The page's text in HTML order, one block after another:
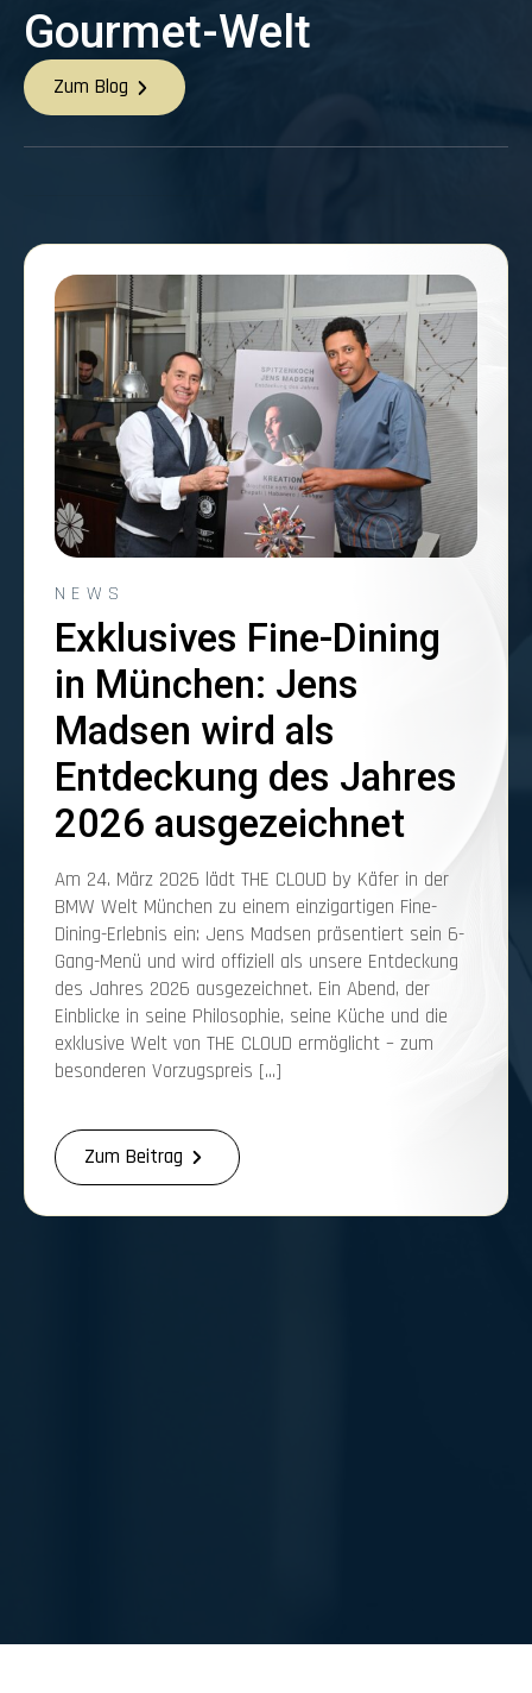
Gourmet-Welt
Zum Blog
NEWS
Exklusives Fine-Dining
in München: Jens
Madsen wird als
Entdeckung des Jahres
2026 ausgezeichnet
Am 24. März 2026 lädt THE CLOUD by Käfer in der
BMW Welt München zu einem einzigartigen Fine-
Dining-Erlebnis ein: Jens Madsen präsentiert sein 6-
Gang-Menü und wird offiziell als unsere Entdeckung
des Jahres 2026 ausgezeichnet. Ein Abend, der
Einblicke in seine Philosophie, seine Küche und die
exklusive Welt von THE CLOUD ermöglicht – zum
besonderen Vorzugspreis […]
Zum Beitrag